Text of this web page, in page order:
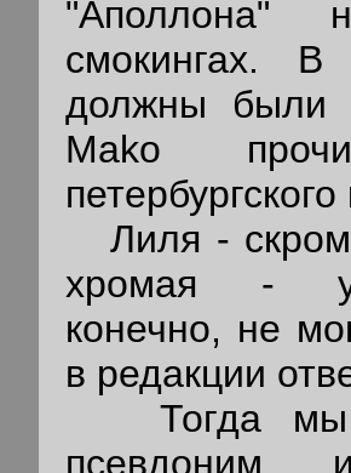
смокингах. В
должны были
Mako
Лиля -
хромая -
конечно, не
в редакции
Тогда мы
псевдоним